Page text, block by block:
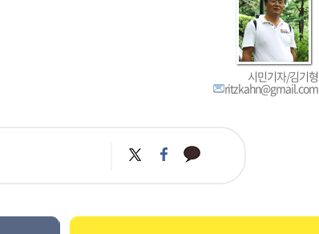
시민기자/김기형
ritzkahn@gmail.com
트
위
페
이
카
카